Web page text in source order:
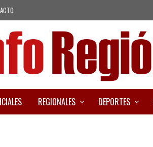
REGIONALES DEPORTES